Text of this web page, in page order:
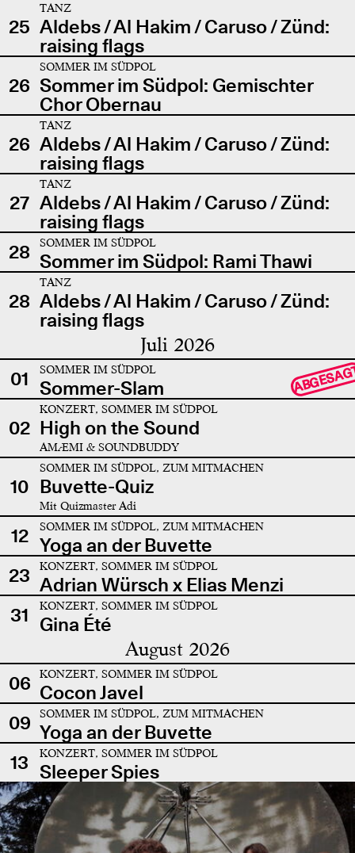
25
TANZ
Aldebs / Al Hakim / Caruso / Zünd:
raising flags
26
SOMMER IM SÜDPOL
Sommer im Südpol: Gemischter
Chor Obernau
26
TANZ
Aldebs / Al Hakim / Caruso / Zünd:
raising flags
27
TANZ
Aldebs / Al Hakim / Caruso / Zünd:
raising flags
28
SOMMER IM SÜDPOL
Sommer im Südpol: Rami Thawi
28
TANZ
Aldebs / Al Hakim / Caruso / Zünd:
raising flags
Juli 2026
01 SOMMER IM SÜDPOL
Sommer-Slam
02
KONZERT, SOMMER IM SÜDPOL
High on the Sound
AMÆMI & SOUNDBUDDY
10
SOMMER IM SÜDPOL, ZUM MITMACHEN
Buvette-Quiz
Mit Quizmaster Adi
12 SOMMER IM SÜDPOL, ZUM MITMACHEN
Yoga an der Buvette
23
KONZERT, SOMMER IM SÜDPOL
Adrian Würsch x Elias Menzi
31
KONZERT, SOMMER IM SÜDPOL
Gina Été
August 2026
06 KONZERT, SOMMER IM SÜDPOL
Cocon Javel
09
SOMMER IM SÜDPOL, ZUM MITMACHEN
Yoga an der Buvette
13
KONZERT, SOMMER IM SÜDPOL
Sleeper Spies